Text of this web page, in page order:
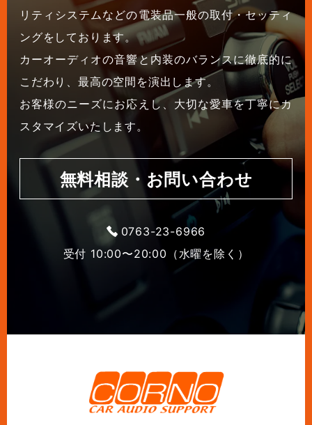
リティシステムなどの電装品一般の取付・セッティ
ングをしております。
カーオーディオの音響と内装のバランスに徹底的に
こだわり、最高の空間を演出します。
お客様のニーズにお応えし、大切な愛車を丁寧にカ
スタマイズいたします。
無料相談・お問い合わせ
0763-23-6966
受付 10:00〜20:00（水曜を除く）